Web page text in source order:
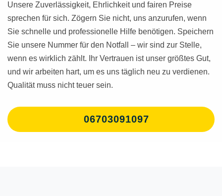
Unsere Zuverlässigkeit, Ehrlichkeit und fairen Preise
sprechen für sich. Zögern Sie nicht, uns anzurufen, wenn
Sie schnelle und professionelle Hilfe benötigen. Speichern
Sie unsere Nummer für den Notfall – wir sind zur Stelle,
wenn es wirklich zählt. Ihr Vertrauen ist unser größtes Gut,
und wir arbeiten hart, um es uns täglich neu zu verdienen.
Qualität muss nicht teuer sein.
06703091097